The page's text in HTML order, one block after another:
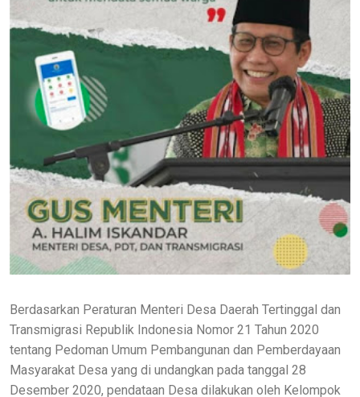
Berdasarkan Peraturan Menteri Desa Daerah Tertinggal dan
Transmigrasi Republik Indonesia Nomor 21 Tahun 2020
tentang Pedoman Umum Pembangunan dan Pemberdayaan
Masyarakat Desa yang di undangkan pada tanggal 28
Desember 2020, pendataan Desa dilakukan oleh Kelompok